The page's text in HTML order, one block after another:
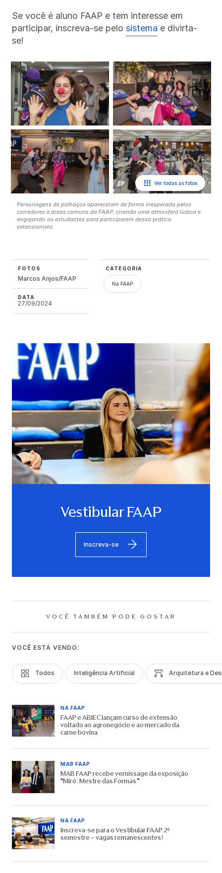
Se você é aluno FAAP e tem interesse em
participar, inscreva-se pelo sistema e divirta-
se!
Ver todas as fotos
Personagens de palhaços apareceram de forma inesperada pelos
corredores e áreas comuns da FAAP, criando uma atmosfera lúdica e
engajando os estudantes para participarem dessa prática
extensionista.
FOTOS
Marcos Anjos/FAAP
DATA
27/09/2024
CATEGORIA
Na FAAP
Vestibular FAAP
Inscreva-se
VOCÊ TAMBÉM PODE GOSTAR
VOCÊ ESTÁ VENDO:
Todos Inteligência Artificial Arquitetura e
NA FAAP
FAAP e ABIEC lançam curso de extensão
voltado ao agronegócio e ao mercado da
carne bovina
MAB FAAP
MAB FAAP recebe vernissage da exposição
“Miró: Mestre das Formas”
NA FAAP
Inscreva-se para o Vestibular FAAP 2º
semestre – vagas remanescentes!